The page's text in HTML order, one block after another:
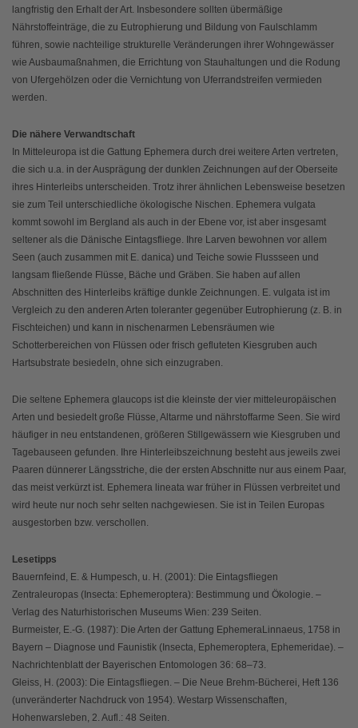
langfristig den Erhalt der Art. Insbesondere sollten übermäßige
Nährstoffeinträge, die zu Eutrophierung und Bildung von Faulschlamm
führen, sowie nachteilige strukturelle Veränderungen ihrer Wohngewässer
wie Ausbaumaßnahmen, die Errichtung von Stauhaltungen und die Rodung
von Ufergehölzen oder die Vernichtung von Uferrandstreifen vermieden
werden.
Die nähere Verwandtschaft
In Mitteleuropa ist die Gattung Ephemera durch drei weitere Arten vertreten,
die sich u.a. in der Ausprägung der dunklen Zeichnungen auf der Oberseite
ihres Hinterleibs unterscheiden. Trotz ihrer ähnlichen Lebensweise besetzen
sie zum Teil unterschiedliche ökologische Nischen. Ephemera vulgata
kommt sowohl im Bergland als auch in der Ebene vor, ist aber insgesamt
seltener als die Dänische Eintagsfliege. Ihre Larven bewohnen vor allem
Seen (auch zusammen mit E. danica) und Teiche sowie Flussseen und
langsam fließende Flüsse, Bäche und Gräben. Sie haben auf allen
Abschnitten des Hinterleibs kräftige dunkle Zeichnungen. E. vulgata ist im
Vergleich zu den anderen Arten toleranter gegenüber Eutrophierung (z. B. in
Fischteichen) und kann in nischenarmen Lebensräumen wie
Schotterbereichen von Flüssen oder frisch gefluteten Kiesgruben auch
Hartsubstrate besiedeln, ohne sich einzugraben.
Die seltene Ephemera glaucops ist die kleinste der vier mitteleuropäischen
Arten und besiedelt große Flüsse, Altarme und nährstoffarme Seen. Sie wird
häufiger in neu entstandenen, größeren Stillgewässern wie Kiesgruben und
Tagebauseen gefunden. Ihre Hinterleibszeichnung besteht aus jeweils zwei
Paaren dünnerer Längsstriche, die der ersten Abschnitte nur aus einem Paar,
das meist verkürzt ist. Ephemera lineata war früher in Flüssen verbreitet und
wird heute nur noch sehr selten nachgewiesen. Sie ist in Teilen Europas
ausgestorben bzw. verschollen.
Lesetipps
Bauernfeind, E. & Humpesch, u. H. (2001): Die Eintagsfliegen
Zentraleuropas (Insecta: Ephemeroptera): Bestimmung und Ökologie. –
Verlag des Naturhistorischen Museums Wien: 239 Seiten.
Burmeister, E.-G. (1987): Die Arten der Gattung EphemeraLinnaeus, 1758 in
Bayern – Diagnose und Faunistik (Insecta, Ephemeroptera, Ephemeridae). –
Nachrichtenblatt der Bayerischen Entomologen 36: 68–73.
Gleiss, H. (2003): Die Eintagsfliegen. – Die Neue Brehm-Bücherei, Heft 136
(unveränderter Nachdruck von 1954). Westarp Wissenschaften,
Hohenwarsleben, 2. Aufl.: 48 Seiten.